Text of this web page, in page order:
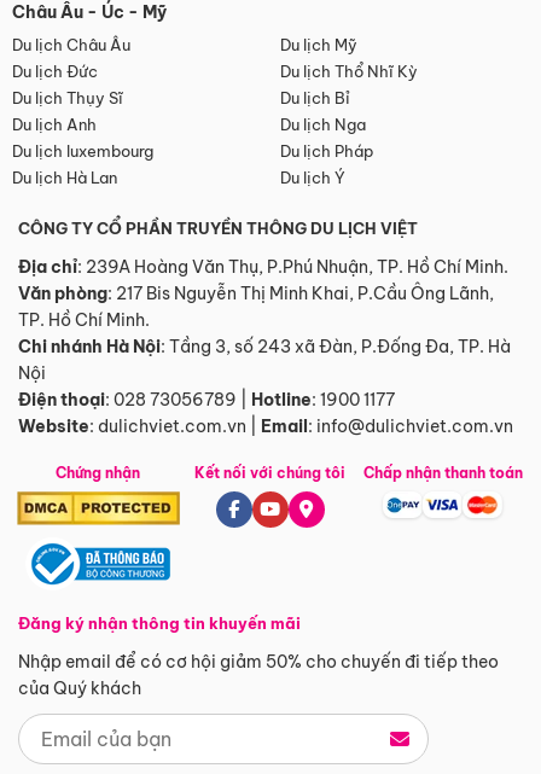
Châu Âu - Úc - Mỹ
Du lịch Châu Âu
Du lịch Mỹ
Du lịch Đức
Du lịch Thổ Nhĩ Kỳ
Du lịch Thụy Sĩ
Du lịch Bỉ
Du lịch Anh
Du lịch Nga
Du lịch luxembourg
Du lịch Pháp
Du lịch Hà Lan
Du lịch Ý
CÔNG TY CỔ PHẦN TRUYỀN THÔNG DU LỊCH VIỆT
Địa chỉ: 239A Hoàng Văn Thụ, P.Phú Nhuận, TP. Hồ Chí Minh.
Văn phòng: 217 Bis Nguyễn Thị Minh Khai, P.Cầu Ông Lãnh,
TP. Hồ Chí Minh.
Chi nhánh Hà Nội: Tầng 3, số 243 xã Đàn, P.Đống Đa, TP. Hà
Nội
Điện thoại: 028 73056789 Hotline: 1900 1177
Website: dulichviet.com.vn Email: info@dulichviet.com.vn
Chứng nhận
Đăng ký nhận thông tin khuyến mãi
Nhập email để có cơ hội giảm 50% cho chuyến đi tiếp theo
của Quý khách
Kết nối với chúng tôi Chấp nhận thanh toán